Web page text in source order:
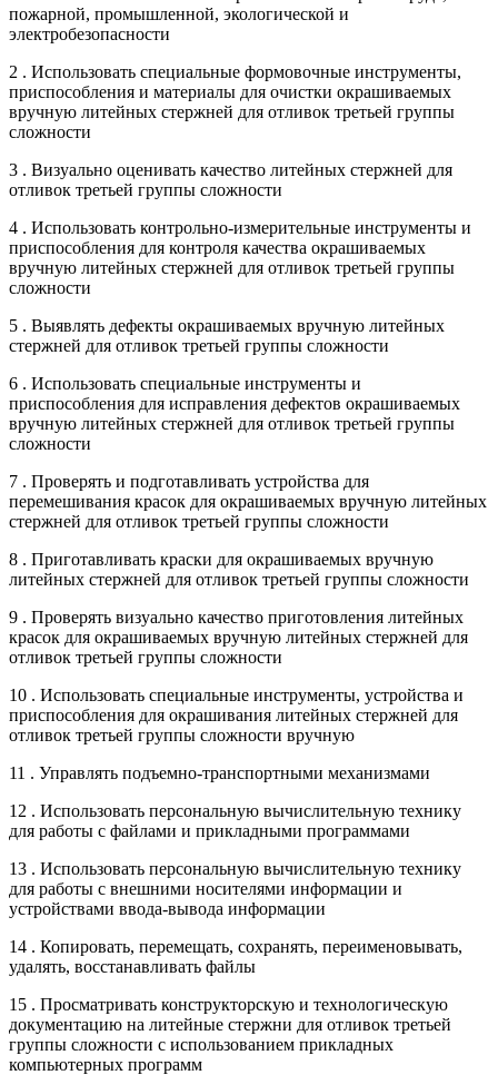
пожарной, промышленной, экологической и
электробезопасности
2 . Использовать специальные формовочные инструменты,
приспособления и материалы для очистки окрашиваемых
вручную литейных стержней для отливок третьей группы
сложности
3 . Визуально оценивать качество литейных стержней для
отливок третьей группы сложности
4 . Использовать контрольно-измерительные инструменты и
приспособления для контроля качества окрашиваемых
вручную литейных стержней для отливок третьей группы
сложности
5 . Выявлять дефекты окрашиваемых вручную литейных
стержней для отливок третьей группы сложности
6 . Использовать специальные инструменты и
приспособления для исправления дефектов окрашиваемых
вручную литейных стержней для отливок третьей группы
сложности
7 . Проверять и подготавливать устройства для
перемешивания красок для окрашиваемых вручную литейных
стержней для отливок третьей группы сложности
8 . Приготавливать краски для окрашиваемых вручную
литейных стержней для отливок третьей группы сложности
9 . Проверять визуально качество приготовления литейных
красок для окрашиваемых вручную литейных стержней для
отливок третьей группы сложности
10 . Использовать специальные инструменты, устройства и
приспособления для окрашивания литейных стержней для
отливок третьей группы сложности вручную
11 . Управлять подъемно-транспортными механизмами
12 . Использовать персональную вычислительную технику
для работы с файлами и прикладными программами
13 . Использовать персональную вычислительную технику
для работы с внешними носителями информации и
устройствами ввода-вывода информации
14 . Копировать, перемещать, сохранять, переименовывать,
удалять, восстанавливать файлы
15 . Просматривать конструкторскую и технологическую
документацию на литейные стержни для отливок третьей
группы сложности с использованием прикладных
компьютерных программ